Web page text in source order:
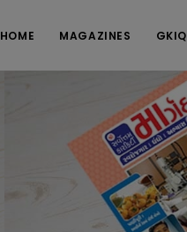
HOME MAGAZINES GKIQ